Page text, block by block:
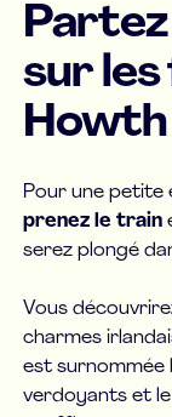
Partez
sur les
Howth
Pour une petite
prenez le train
serez plongé
Vous
charmes
est surnommée
verdoyants et